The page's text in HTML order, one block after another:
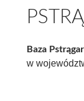
Baza
w